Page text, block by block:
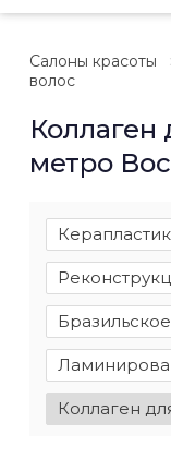
Салоны красоты
волос
Коллаген
метро
Коллаген